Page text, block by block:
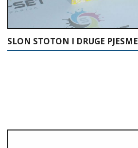
SLON STOTON I DRUGE PJESME